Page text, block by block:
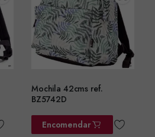
Mochila 42cms ref.
BZ5742D
Encomendar